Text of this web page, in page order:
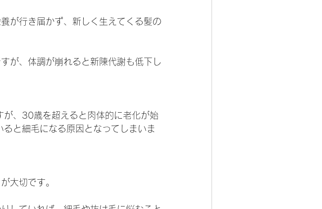
が行き届かず、新しく生えてくる髪の
が、体調が崩れると新陳代謝も低下し
、30歳を超えると肉体的に老化が始
と細毛になる原因となってしまいま
大切です。